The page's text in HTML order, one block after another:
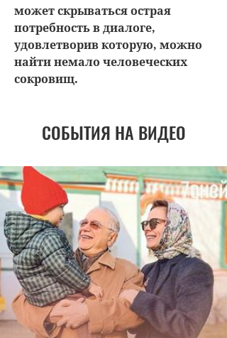
может скрываться острая
потребность в диалоге,
удовлетворив которую, можно
найти немало человеческих
сокровищ.
СОБЫТИЯ НА ВИДЕО